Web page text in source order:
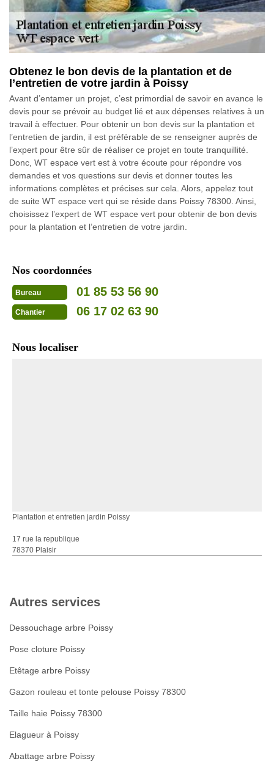
Obtenez le bon devis de la plantation et de
l’entretien de votre jardin à Poissy
Avant d’entamer un projet, c’est primordial de savoir en avance le
devis pour se prévoir au budget lié et aux dépenses relatives à un
travail à effectuer. Pour obtenir un bon devis sur la plantation et
l’entretien de jardin, il est préférable de se renseigner auprès de
l’expert pour être sûr de réaliser ce projet en toute tranquillité.
Donc, WT espace vert est à votre écoute pour répondre vos
demandes et vos questions sur devis et donner toutes les
informations complètes et précises sur cela. Alors, appelez tout
de suite WT espace vert qui se réside dans Poissy 78300. Ainsi,
choisissez l’expert de WT espace vert pour obtenir de bon devis
pour la plantation et l’entretien de votre jardin.
Nos coordonnées
Bureau 01 85 53 56 90
Chantier 06 17 02 63 90
Nous localiser
Plantation et entretien jardin Poissy
17 rue la republique
78370 Plaisir
Autres services
Dessouchage arbre Poissy
Pose cloture Poissy
Etêtage arbre Poissy
Gazon rouleau et tonte pelouse Poissy 78300
Taille haie Poissy 78300
Elagueur à Poissy
Abattage arbre Poissy